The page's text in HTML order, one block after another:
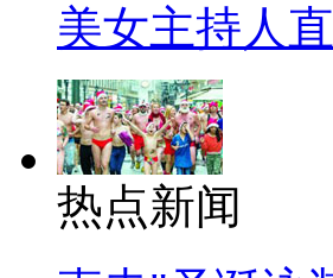
美女主持人
热点新闻